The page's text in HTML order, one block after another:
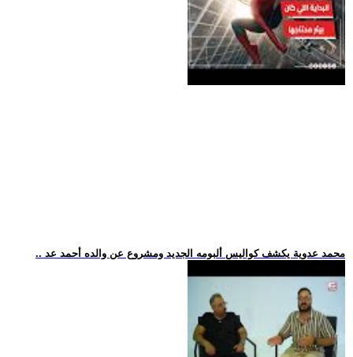
.. محمد عدوية يكشف كواليس ألبومه الجديد ومشروع عن والده أحمد عد